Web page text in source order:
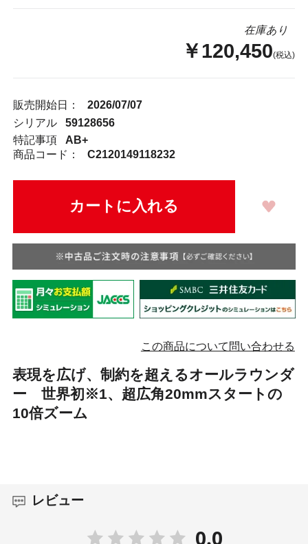
在庫あり
￥120,450(税込)
販売開始日：
2026/07/07
シリアル
59128656
特記事項
AB+
商品コード：
C2120149118232
この商品について問い合わせる
表現を広げ、制約を超えるオールラウンダ
ー 世界初※1、超広角20mmスタートの
10倍ズーム
レビュー
0.0